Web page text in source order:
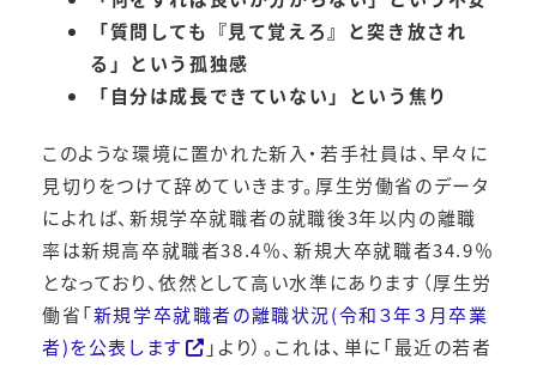
「質問しても『見て覚えろ』と突き放され
る」という孤独感
「自分は成長できていない」という焦り
このような環境に置かれた新入・若手社員は、早々に
見切りをつけて辞めていきます。厚生労働省のデータ
によれば、新規学卒就職者の就職後3年以内の離職
率は新規高卒就職者38.4％、新規大卒就職者34.9％
となっており、依然として高い水準にあります（厚生労
働省「新規学卒就職者の離職状況(令和３年３月卒業
者)を公表します
」より）。これは、単に「最近の若者